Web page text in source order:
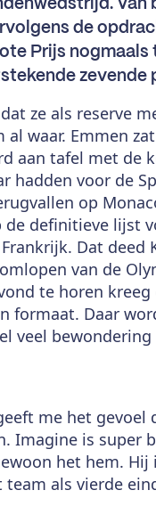
Van
de
Prijs nogmaals
zevende
ze als reserve
waar. Emmen
aan tafel met de
hadden voor de
op
de definitieve lijst
Dat deed
van de
te horen kreeg
formaat. Daar
veel bewondering
me het gevoel
Imagine is super
het hem. Hij
als vierde